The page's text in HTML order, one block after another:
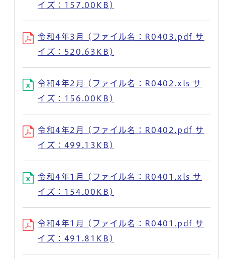
イズ：157.00KB)
令和4年3月 (ファイル名：R0403.pdf サ
イズ：520.63KB)
令和4年2月 (ファイル名：R0402.xls サ
イズ：156.00KB)
令和4年2月 (ファイル名：R0402.pdf サ
イズ：499.13KB)
令和4年1月 (ファイル名：R0401.xls サ
イズ：154.00KB)
令和4年1月 (ファイル名：R0401.pdf サ
イズ：491.81KB)